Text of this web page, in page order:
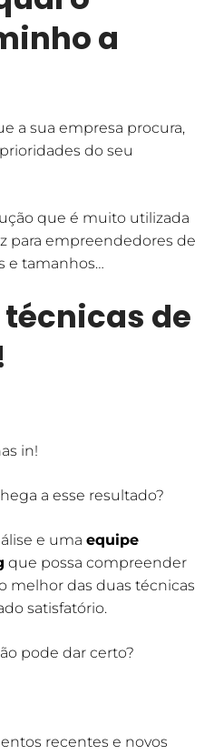
a
a sua empresa procura,
do seu
que é muito utilizada
para empreendedores de
e tamanhos…
de
in!
a esse resultado?
e uma equipe
que possa compreender
melhor das duas técnicas
satisfatório.
pode dar certo?
recentes e novos